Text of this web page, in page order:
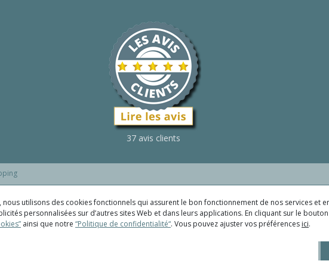
37 avis clients
utilisons des cookies fonctionnels qui assurent le bon fonctionnement de nos services et
personnalisées sur d’autres sites Web et dans leurs applications. En cliquant sur le bouton
ainsi que notre “Politique de confidentialité“. Vous pouvez ajuster vos préférences ici.